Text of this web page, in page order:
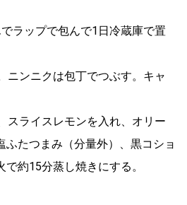
ラップで包んで1日冷蔵庫で置
ンニクは包丁でつぶす。キャ
ライスレモンを入れ、オリー
ふたつまみ（分量外）、黒コショ
約15分蒸し焼きにする。